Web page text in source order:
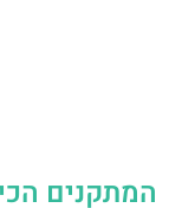
המתקנים